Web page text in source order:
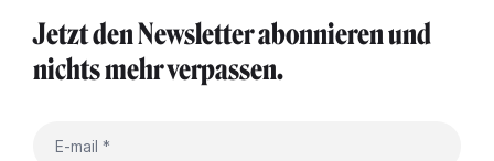
Jetzt den Newsletter abonnieren und
nichts mehr verpassen.